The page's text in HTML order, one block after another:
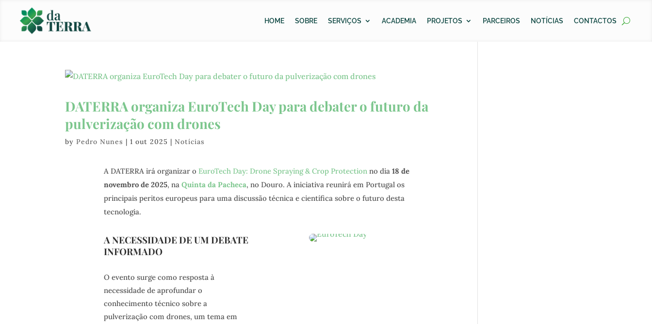
HOME SOBRE SERVIÇOS ACADEMIA PROJETOS PARCEIROS NOTÍCIAS CONTACTOS
DATERRA organiza EuroTech Day para debater o futuro da
pulverização com drones
byPedro Nunes |1 out 2025 |Notícias
A DATERRA irá organizar o EuroTech Day: Drone Spraying & Crop Protectionno dia 18 de
novembro de 2025, na Quinta da Pacheca, no Douro. A iniciativa reunirá em Portugal os
principais peritos europeus para uma discussão técnica e científica sobre o futuro desta
tecnologia.
A NECESSIDADE DE UM DEBATE
INFORMADO
O evento surge como resposta à
necessidade de aprofundar o
conhecimento técnico sobre a
pulverização com drones, um tema em